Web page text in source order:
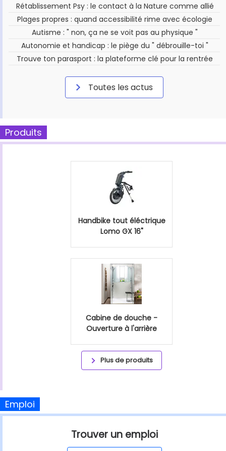
Rétablissement Psy : le contact à la Nature comme allié
Plages propres : quand accessibilité rime avec écologie
Autisme : " non, ça ne se voit pas au physique "
Autonomie et handicap : le piège du " débrouille-toi "
Trouve ton parasport : la plateforme clé pour la rentrée
Toutes les actus
Produits
Handbike tout éléctrique
Lomo GX 16"
Cabine de douche -
Ouverture à l'arrière
Plus de produits
Emploi
Trouver un emploi